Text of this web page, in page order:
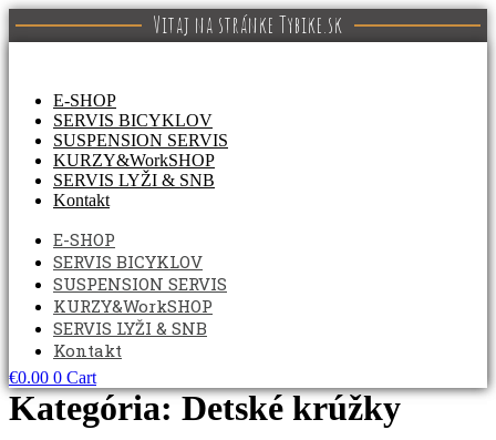
Vitaj na stránke Tybike.sk
E-SHOP
SERVIS BICYKLOV
SUSPENSION SERVIS
KURZY&WorkSHOP
SERVIS LYŽI & SNB
Kontakt
E-SHOP
SERVIS BICYKLOV
SUSPENSION SERVIS
KURZY&WorkSHOP
SERVIS LYŽI & SNB
Kontakt
€0.00 0 Cart
Kategória:Detské krúžky